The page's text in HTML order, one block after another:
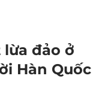
đảo ở
Hàn Quốc